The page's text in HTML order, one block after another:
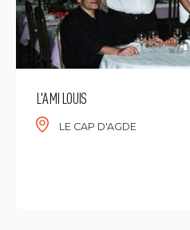
L'AMI LOUIS
LE CAP D'AGDE